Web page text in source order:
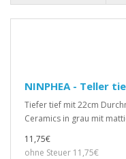
NINPHEA - Teller
Tiefer tief mit 22cm
Ceramics in grau mit
11,75€
ohne Steuer 11,75€